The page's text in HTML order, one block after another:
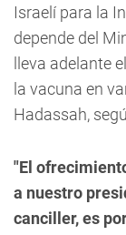
Israelí para la
depende del
lleva adelante
la vacuna en
Hadassah,
"El
a nuestro
canciller, es